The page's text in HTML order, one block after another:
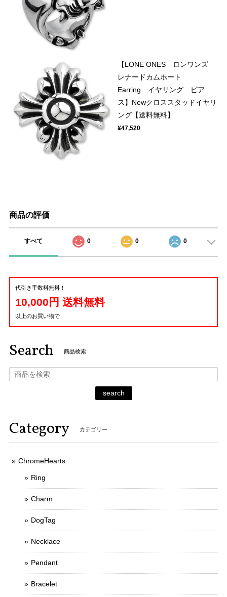
【LONE ONES ロンワンズ
レナードカムホート
Earring イヤリング ピア
ス】Newクロススタッドイヤリ
ング【送料無料】
¥47,520
商品の評価
すべて 0 0 0
代引き手数料無料！
10,000円 送料無料
以上のお買い物で
Search 商品検索
search
Category カテゴリー
ChromeHearts
Ring
Charm
DogTag
Necklace
Pendant
Bracelet